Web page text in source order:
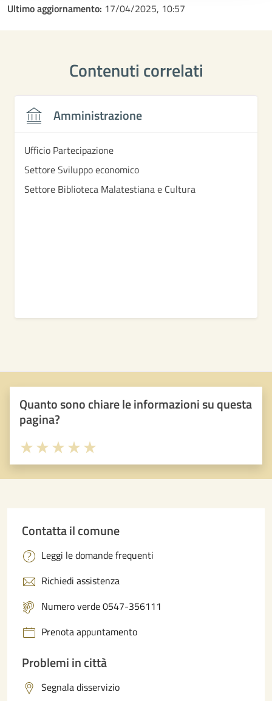
Ultimo aggiornamento: 17/04/2025, 10:57
Contenuti correlati
Amministrazione
Ufficio Partecipazione
Settore Sviluppo economico
Settore Biblioteca Malatestiana e Cultura
Quanto sono chiare le informazioni su questa
pagina?
Valuta 5 stelle su 5
Valuta 4 stelle su 5
Valuta 3 stelle su 5
Valuta 2 stelle su 5
Valuta 1 stelle su 5
Contatta il comune
Leggi le domande frequenti
Richiedi assistenza
Numero verde 0547-356111
Prenota appuntamento
Problemi in città
Segnala disservizio